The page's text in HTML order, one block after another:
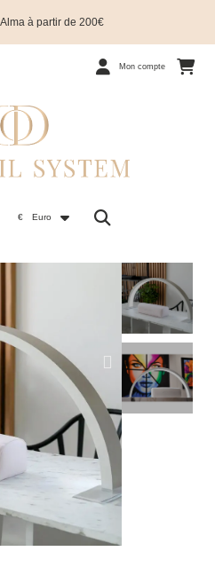
à partir de 200€
Mon compte
€ Euro